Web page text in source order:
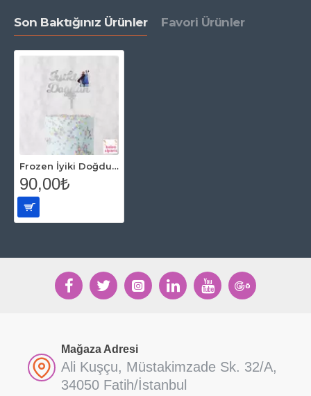
Son Baktığınız Ürünler Favori Ürünler
Frozen İyiki Doğdun Pasta Üzeri Pleksi Yazı Gümüş
90,00₺
Mağaza Adresi
Ali Kuşçu, Müstakimzade Sk. 32/A,
34050 Fatih/İstanbul